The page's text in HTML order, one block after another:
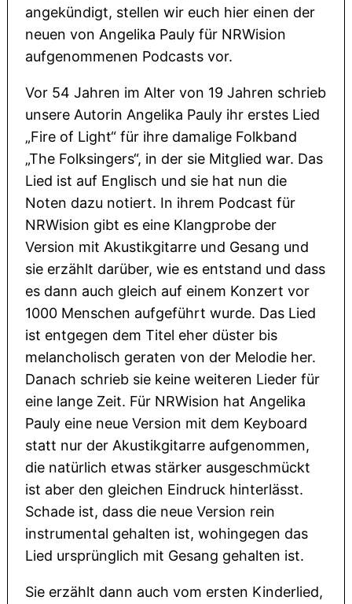
angekündigt, stellen wir euch hier einen der
neuen von Angelika Pauly für NRWision
aufgenommenen Podcasts vor.
Vor 54 Jahren im Alter von 19 Jahren schrieb
unsere Autorin Angelika Pauly ihr erstes Lied
„Fire of Light“ für ihre damalige Folkband
„The Folksingers“, in der sie Mitglied war. Das
Lied ist auf Englisch und sie hat nun die
Noten dazu notiert. In ihrem Podcast für
NRWision gibt es eine Klangprobe der
Version mit Akustikgitarre und Gesang und
sie erzählt darüber, wie es entstand und dass
es dann auch gleich auf einem Konzert vor
1000 Menschen aufgeführt wurde. Das Lied
ist entgegen dem Titel eher düster bis
melancholisch geraten von der Melodie her.
Danach schrieb sie keine weiteren Lieder für
eine lange Zeit. Für NRWision hat Angelika
Pauly eine neue Version mit dem Keyboard
statt nur der Akustikgitarre aufgenommen,
die natürlich etwas stärker ausgeschmückt
ist aber den gleichen Eindruck hinterlässt.
Schade ist, dass die neue Version rein
instrumental gehalten ist, wohingegen das
Lied ursprünglich mit Gesang gehalten ist.
Sie erzählt dann auch vom ersten Kinderlied,